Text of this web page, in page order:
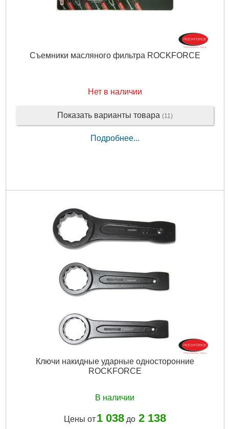
Съемники масляного фильтра ROCKFORCE
Нет в наличии
Показать варианты товара (11)
Подробнее...
Ключи накидные ударные односторонние
ROCKFORCE
В наличии
Цены от 1 038до 2 138